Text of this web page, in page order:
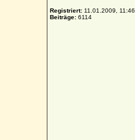
Registriert: 11.01.2009, 11:46
Beiträge: 6114